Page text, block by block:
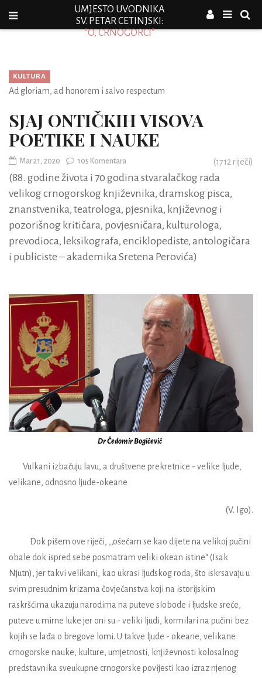
UMJESTO UVODNIKA
SV. PETAR CETINJSKI:
"O, CRNOGORCI"
KULTURA
Ad gloriam, ad honorem i salvo respectum
SJAJ ONTIČKIH VISOVA
POETIKE I NAUKE
Mar 21, 2020 105 Komentara (1712 riječi)
(88. godine života i 70 godina stvaralačkog rada
velikog crnogorskog književnika, dramskog pisca,
znanstvenika, teatrologa, pjesnika, književnog i
pozorišnog kritičara, povjesničara, kulturologa,
prevodioca, leksikografa, enciklopediste, antologičara
i publiciste – akademika Sretena Perovića)
Dr Čedomir Bogićević
Vulkani izbačuju lavu, a društvene prekretnice - velike ljude,
velikane, odnosno ljude-okeane
(V. Igo).
Dok pišem ove riječi, ,,ośećam se kao dijete na velikoj pučini
obale dok ispred sebe posmatram veliki okean istine“ (Isak
Njutn), jer takvi velikani, kao ukrasi ljudskog roda, što iskrsavaju u
svim presudnim krizama čovječanstva koji na istorijskim
raskršćima ukazuju narodima na puteve slobode i ljudske sreće,
puteve u mirne luke jer oni su - veliki ljudi, kormilari na pučini bez
kojih se lađa o bregove lomi. U takve ljude - okeane, velikane
crnogorske nauke, kulture, umjetnosti, književnosti kolosalnog
predstavnika sveukupne crnogorske povijesti kao izraz njenog